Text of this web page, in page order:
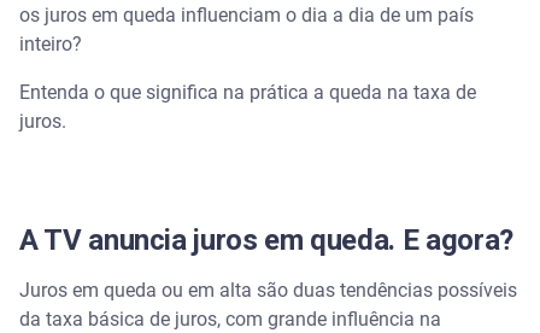
O lado ruim dos juros em queda
A Taxa Selic nos últimos meses de 2023
os juros em queda influenciam o dia a dia de um país
inteiro?
Entenda o que significa na prática a queda na taxa de
juros.
A TV anuncia juros em queda. E agora?
Juros em queda ou em alta são duas tendências possíveis
da taxa básica de juros, com grande influência na